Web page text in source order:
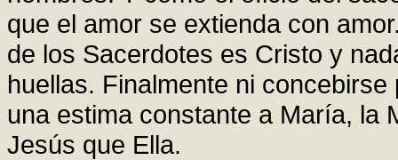
que el amor se extienda con
de los Sacerdotes es Cristo y
huellas. Finalmente ni
una estima constante a María, la
Jesús que Ella.